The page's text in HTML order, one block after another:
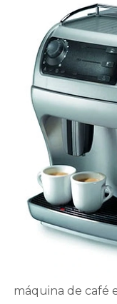
máquina de café